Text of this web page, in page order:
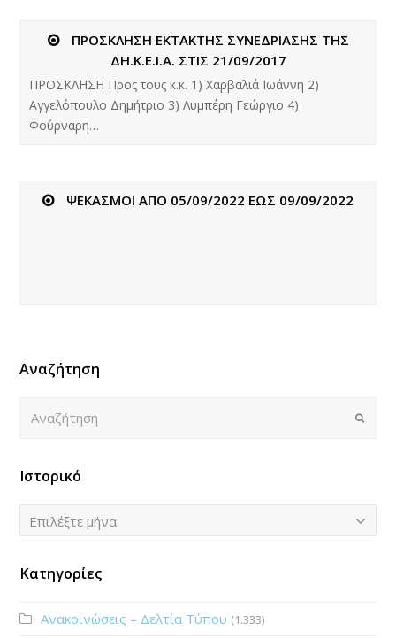
ΠΡΟΣΚΛΗΣΗ ΕΚΤΑΚΤΗΣ ΣΥΝΕΔΡΙΑΣΗΣ ΤΗΣ
ΔΗ.Κ.Ε.Ι.Α. ΣΤΙΣ 21/09/2017
ΠΡΟΣΚΛΗΣΗ Προς τους κ.κ. 1) Χαρβαλιά Ιωάννη 2)
Αγγελόπουλο Δημήτριο 3) Λυμπέρη Γεώργιο 4)
Φούρναρη…
ΨΕΚΑΣΜΟΙ ΑΠΟ 05/09/2022 ΕΩΣ 09/09/2022
Αναζήτηση
Submit
Ιστορικό
Ιστορικό
Επιλέξτε μήνα
Κατηγορίες
Ανακοινώσεις – Δελτία Τύπου (1.333)